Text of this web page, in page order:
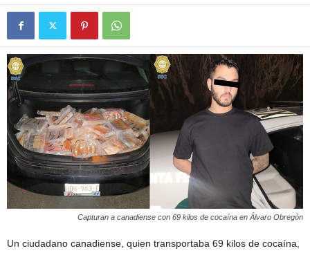
Capturan a canadiense con 69 kilos de cocaína en Álvaro Obregón
Un ciudadano canadiense, quien transportaba 69 kilos de cocaína,